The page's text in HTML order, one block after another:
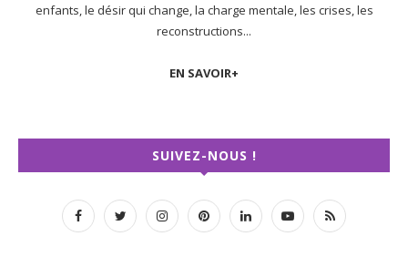
enfants, le désir qui change, la charge mentale, les crises, les
reconstructions...
EN SAVOIR+
SUIVEZ-NOUS !